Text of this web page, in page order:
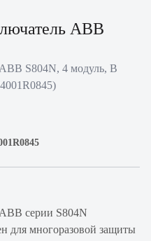
ABB
S804N, 4 модуль, B
серии S804N
для многоразовой защиты